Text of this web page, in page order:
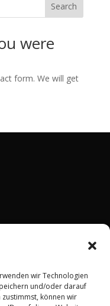
wir Technologien
und/oder darauf
können wir
Search
were
form. We will get